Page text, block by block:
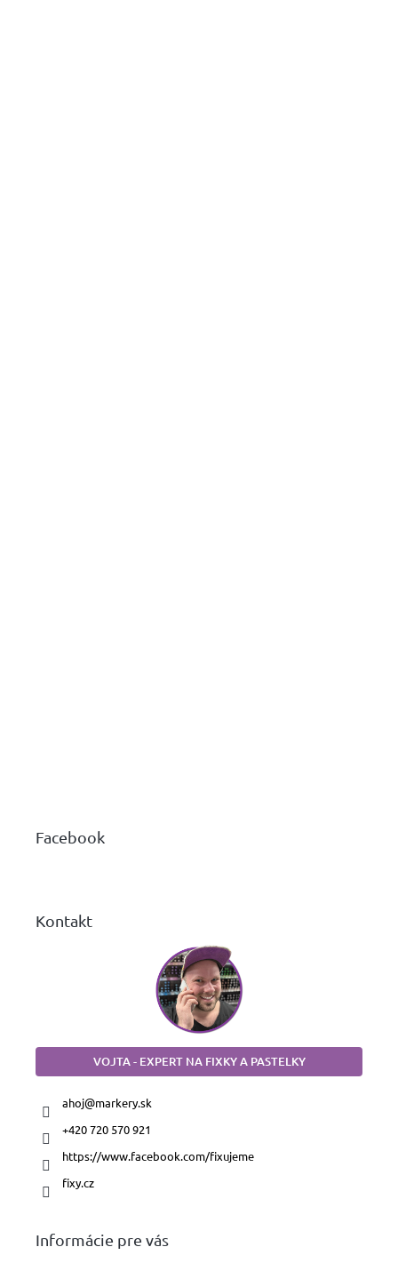
Facebook
Kontakt
VOJTA - EXPERT NA FIXKY A PASTELKY
ahoj@markery.sk
+420 720 570 921
https://www.facebook.com/fixujeme
fixy.cz
Informácie pre vás